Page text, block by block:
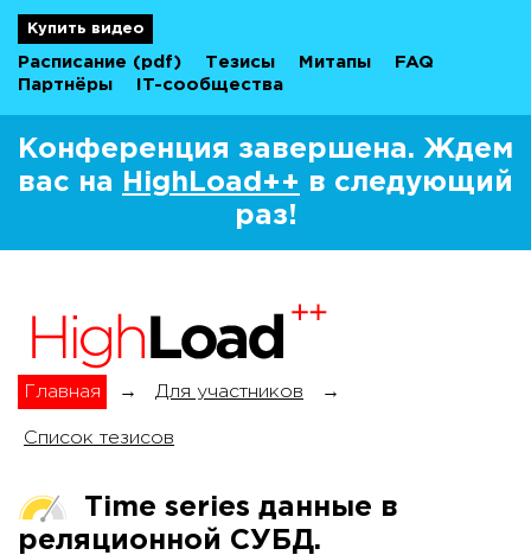
Купить видео
Расписание (pdf) Тезисы Митапы
FAQ
Партнёры
IT-сообщества
Конференция завершена. Ждем
вас на
HighLoad++ в следующий
раз!
Главная → Для участников →
Список тезисов
Time series данные в
реляционной СУБД.